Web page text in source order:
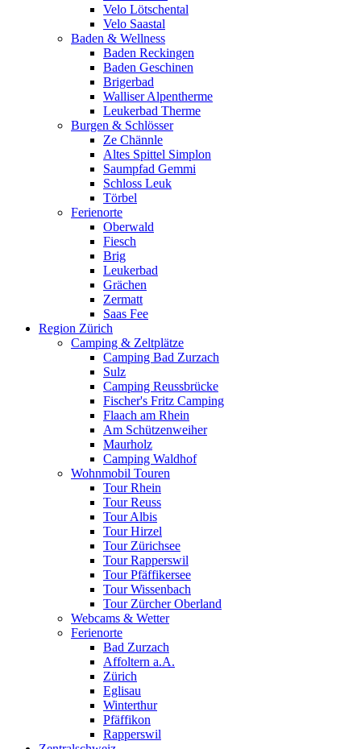
Velo Lötschental
Velo Saastal
Baden & Wellness
Baden Reckingen
Baden Geschinen
Brigerbad
Walliser Alpentherme
Leukerbad Therme
Burgen & Schlösser
Ze Chännle
Altes Spittel Simplon
Saumpfad Gemmi
Schloss Leuk
Törbel
Ferienorte
Oberwald
Fiesch
Brig
Leukerbad
Grächen
Zermatt
Saas Fee
Region Zürich
Camping & Zeltplätze
Camping Bad Zurzach
Sulz
Camping Reussbrücke
Fischer's Fritz Camping
Flaach am Rhein
Am Schützenweiher
Maurholz
Camping Waldhof
Wohnmobil Touren
Tour Rhein
Tour Reuss
Tour Albis
Tour Hirzel
Tour Zürichsee
Tour Rapperswil
Tour Pfäffikersee
Tour Wissenbach
Tour Zürcher Oberland
Webcams & Wetter
Ferienorte
Bad Zurzach
Affoltern a.A.
Zürich
Eglisau
Winterthur
Pfäffikon
Rapperswil